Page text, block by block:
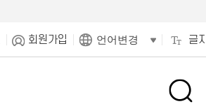
회원가입 언어변경 글
검